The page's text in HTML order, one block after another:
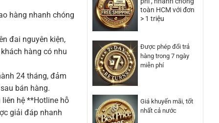
toàn HCM với đơn
> 1 triệu
Được phép đổi trả
hàng trong 7 ngày
miễn phí
Giá khuyến mãi, tốt
nhất cả nước
hàng nhanh chóng
đai nguyên kiện,
hàng có nhu
24 tháng, đảm
bán hàng.
hệ **Hotline hỗ
giải đáp nhanh